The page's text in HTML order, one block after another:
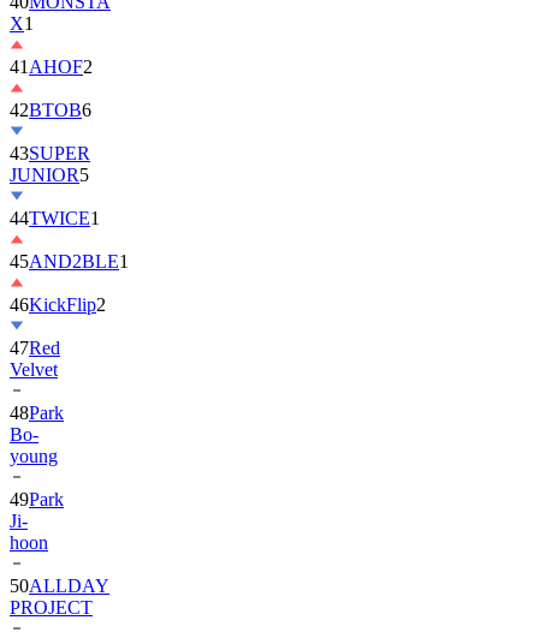
41AHOF
42 BTOB6
43SUPER
JUNIOR
44TWICE
45AND2BLE
46KickFlip2
47Red
Velvet
48Park
Bo-
young
49Park
Ji-
hoon
50ALLDAY
PROJECT